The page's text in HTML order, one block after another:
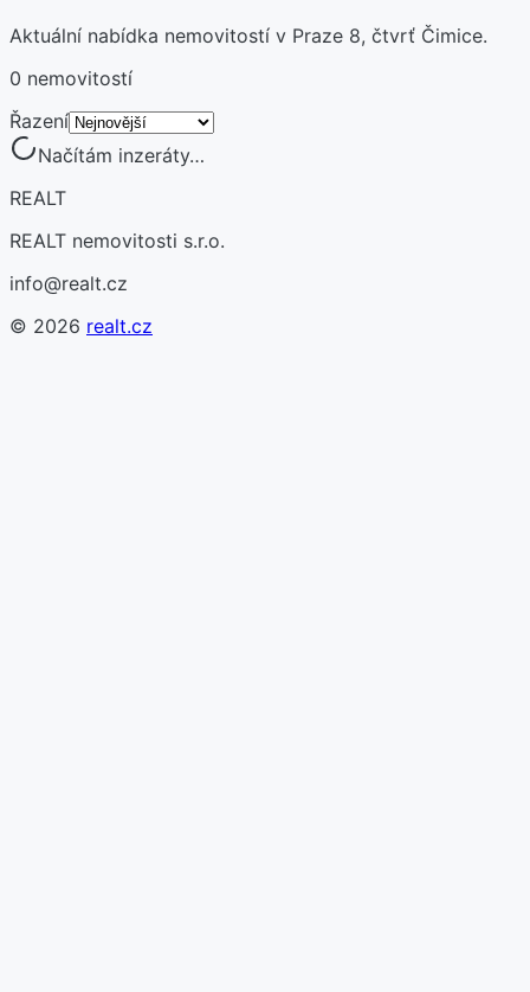
Aktuální nabídka nemovitostí v Praze 8, čtvrť Čimice.
0 nemovitostí
Řazení
Načítám inzeráty…
REALT
REALT nemovitosti s.r.o.
info@realt.cz
© 2026 realt.cz